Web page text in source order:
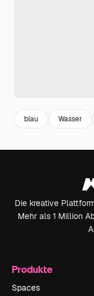
blau Wasser
Die kreative
Mehr als 1 Million
Produkte
Spaces